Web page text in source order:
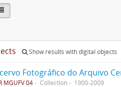
Show results with digital objects
Fotográfico do Arquivo
MGUFV 04 Collection 1900-2009